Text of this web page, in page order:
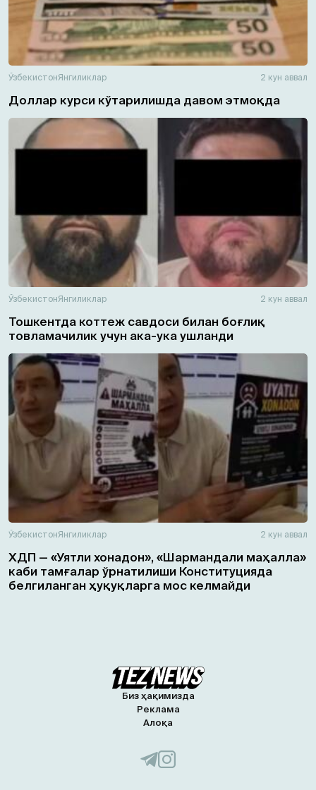
ЎзбекистонЯнгиликлар 2 кун аввал
Доллар курси кўтарилишда давом этмоқда
ЎзбекистонЯнгиликлар 2 кун аввал
Тошкентда коттеж савдоси билан боғлиқ
товламачилик учун ака-ука ушланди
ЎзбекистонЯнгиликлар 2 кун аввал
ХДП — «Уятли хонадон», «Шармандали маҳалла»
каби тамғалар ўрнатилиши Конституцияда
белгиланган ҳуқуқларга мос келмайди
Биз ҳақимизда
Реклама
Алоқа